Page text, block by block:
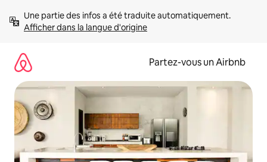
directement
Afficher dans la langue d'origine
Partez-vous un Airbnb